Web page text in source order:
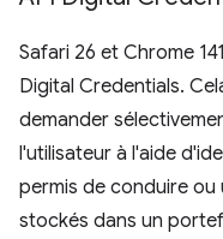
Safari 26 et Chrome
Digital Credentials.
demander
l'utilisateur à l'aide
permis de conduire
stockés dans un